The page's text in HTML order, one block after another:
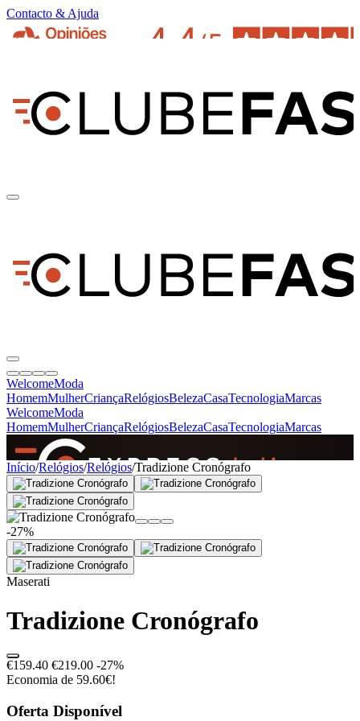
Contacto & Ajuda
WelcomeModa
HomemMulherCriançaRelógiosBelezaCasaTecnologiaMarcas
WelcomeModa
HomemMulherCriançaRelógiosBelezaCasaTecnologiaMarcas
SINCE 2005
+de 36.000 reviews
Início/Relógios/Relógios/Tradizione Cronógrafo
-27%
Maserati
Tradizione Cronógrafo
€159.40 €219.00 -27%
Economia de 59.60€!
Oferta Disponível